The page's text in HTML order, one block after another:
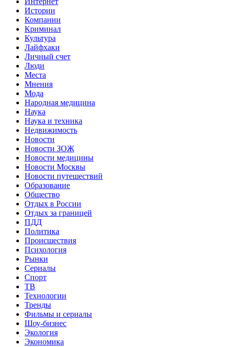
Истории
Компании
Криминал
Культура
Лайфхаки
Личный счет
Люди
Места
Мнения
Мода
Народная медицина
Наука
Наука и техника
Недвижимость
Новости
Новости ЗОЖ
Новости медицины
Новости Москвы
Новости путешествий
Образование
Общество
Отдых в России
Отдых за границей
ПДД
Политика
Происшествия
Психология
Рынки
Сериалы
Спорт
ТВ
Технологии
Тренды
Фильмы и сериалы
Шоу-бизнес
Экология
Экономика